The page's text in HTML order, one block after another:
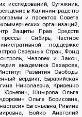
исследований, Сутяжник,
в Калининграде по
и проектов Совета
организаций,
Защиты Прав Средств
- Сибирь, Частное
поддержке
Северных Стран, Фонд
Человек и Закон,
академика Сахарова,
Развития Свободы
вердикт, Евразийская
Николаевна, Кривенко
Юрьевич, Шнырова Ольга
Ольга Борисовна,
Евгеньевна, Ривина
Бойко Анатолий